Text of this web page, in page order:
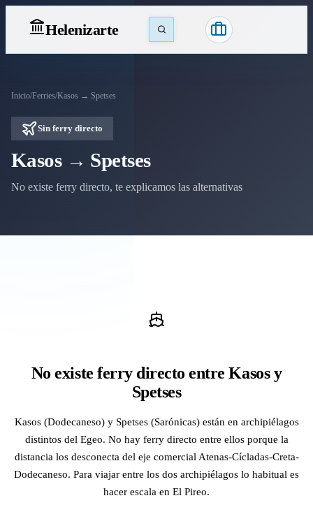
Helenizarte
Inicio/Ferries/Kasos → Spetses
Sin ferry directo
Kasos → Spetses
No existe ferry directo, te explicamos las alternativas
No existe ferry directo entre Kasos y
Spetses
Kasos (Dodecaneso) y Spetses (Sarónicas) están en archipiélagos
distintos del Egeo. No hay ferry directo entre ellos porque la
distancia los desconecta del eje comercial Atenas-Cícladas-Creta-
Dodecaneso. Para viajar entre los dos archipiélagos lo habitual es
hacer escala en El Pireo.